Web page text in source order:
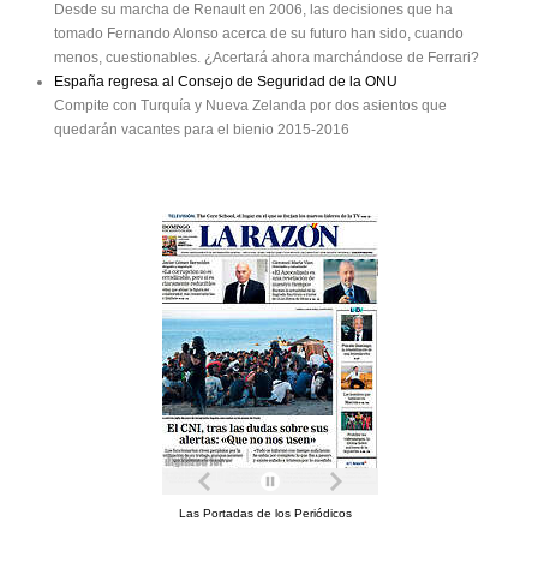
Desde su marcha de Renault en 2006, las decisiones que ha
tomado Fernando Alonso acerca de su futuro han sido, cuando
menos, cuestionables. ¿Acertará ahora marchándose de Ferrari?
España regresa al Consejo de Seguridad de la ONU
Compite con Turquía y Nueva Zelanda por dos asientos que
quedarán vacantes para el bienio 2015-2016
Las Portadas de los Periódicos